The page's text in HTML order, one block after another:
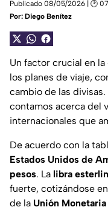
Publicado 08/05/2026 | 🕑
Por: Diego Benítez
Un factor crucial en
los planes de viaje,
cambio de las divisas.
contamos acerca del
internacionales que
De acuerdo con la
Estados Unidos de
pesos. La libra
fuerte, cotizándose en
de la Unión